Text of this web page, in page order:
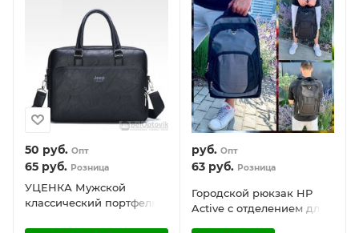
50 руб. Опт
65 руб. Розница
УЦЕНКА Мужской
классический портфель
руб. Опт
63руб. Розница
Городской рюкзак HP
Active с отделением для